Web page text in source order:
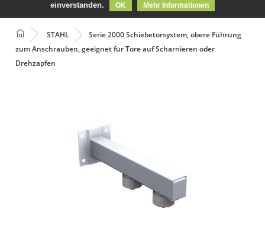
einverstanden.
OK Mehr Informationen
STAHL
Serie 2000 Schiebetorsystem, obere Führung
zum Anschrauben, geeignet für Tore auf Scharnieren oder
Drehzapfen